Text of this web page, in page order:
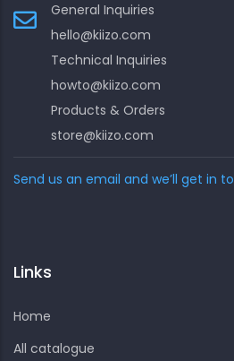
General Inquiries
hello@kiizo.com
Technical Inquiries
howto@kiizo.com
Products & Orders
store@kiizo.com
Send us an email and we’ll get in
Links
Home
All catalogue